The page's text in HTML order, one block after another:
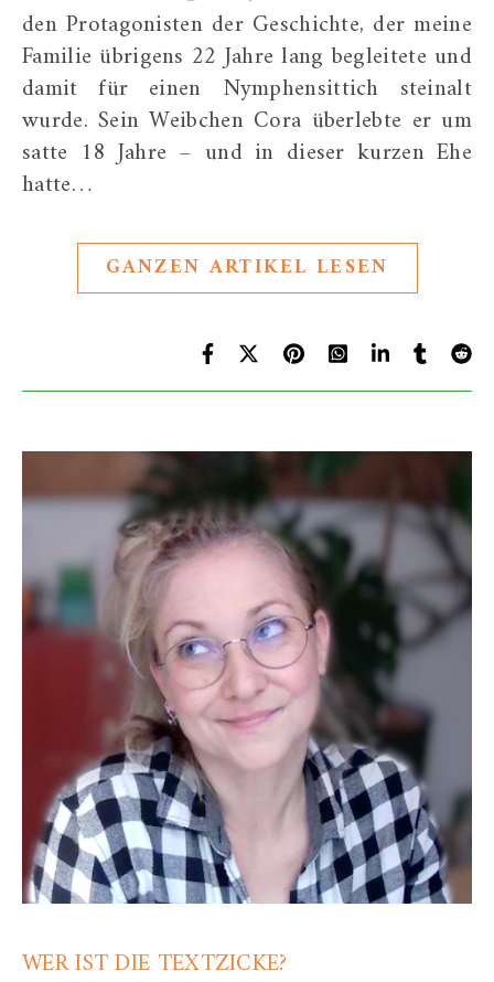
den Protagonisten der Geschichte, der meine
Familie übrigens 22 Jahre lang begleitete und
damit für einen Nymphensittich steinalt
wurde. Sein Weibchen Cora überlebte er um
satte 18 Jahre – und in dieser kurzen Ehe
hatte…
GANZEN ARTIKEL LESEN
WER IST DIE TEXTZICKE?